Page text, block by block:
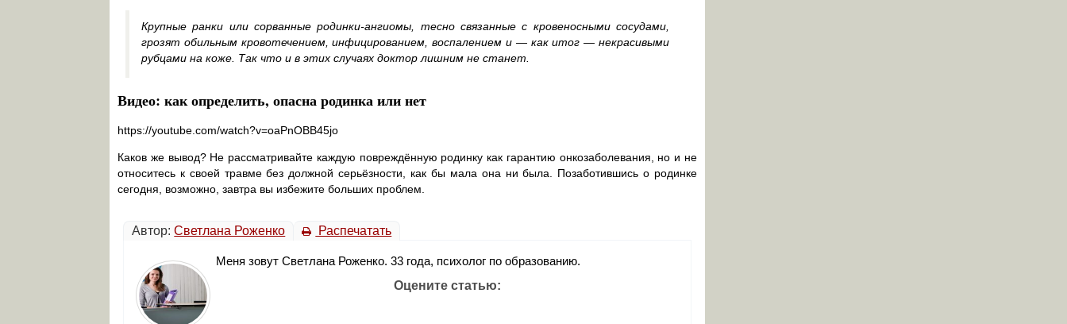
Крупные ранки или сорванные родинки-ангиомы, тесно связанные с кровеносными сосудами,
грозят обильным кровотечением, инфицированием, воспалением и — как итог — некрасивыми
рубцами на коже. Так что и в этих случаях доктор лишним не станет.
Видео: как определить, опасна родинка или нет
https://youtube.com/watch?v=oaPnOBB45jo
Каков же вывод? Не рассматривайте каждую повреждённую родинку как гарантию онкозаболевания, но и не
относитесь к своей травме без должной серьёзности, как бы мала она ни была. Позаботившись о родинке
сегодня, возможно, завтра вы избежите больших проблем.
Автор:Светлана Роженко Распечатать
Меня зовут Светлана Роженко. 33 года, психолог по образованию.
Оцените статью: